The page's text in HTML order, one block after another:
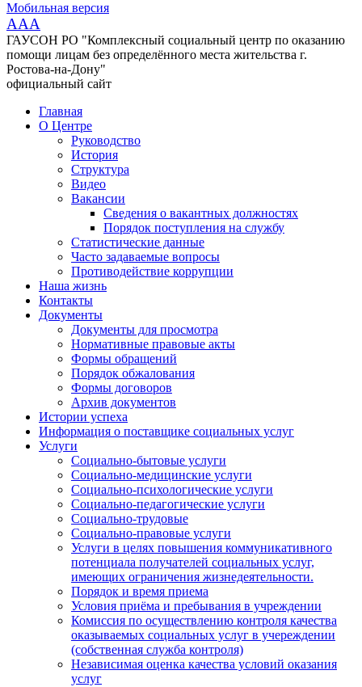
Мобильная версия
AAA
ГАУСОН РО "Комплексный социальный центр по оказанию
помощи лицам без определённого места жительства г.
Ростова-на-Дону"
официальный сайт
Главная
О Центре
Руководство
История
Структура
Видео
Вакансии
Сведения о вакантных должностях
Порядок поступления на службу
Статистические данные
Часто задаваемые вопросы
Противодействие коррупции
Наша жизнь
Контакты
Документы
Документы для просмотра
Нормативные правовые акты
Формы обращений
Порядок обжалования
Формы договоров
Архив документов
Истории успеха
Информация о поставщике социальных услуг
Услуги
Социально-бытовые услуги
Социально-медицинские услуги
Социально-психологические услуги
Социально-педагогические услуги
Социально-трудовые
Социально-правовые услуги
Услуги в целях повышения коммуникативного
потенциала получателей социальных услуг,
имеющих ограничения жизнедеятельности.
Порядок и время приема
Условия приёма и пребывания в учреждении
Комиссия по осуществлению контроля качества
оказываемых социальных услуг в учереждении
(собственная служба контроля)
Независимая оценка качества условий оказания
услуг